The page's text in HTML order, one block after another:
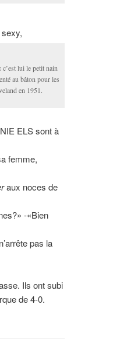
c’est lui le petit nain
au bâton pour les
en 1951.
ELS sont à
femme,
aux noces de
-«Bien
pas la
Ils ont subi
de 4-0.